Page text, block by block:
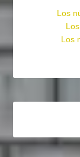
Los
Los